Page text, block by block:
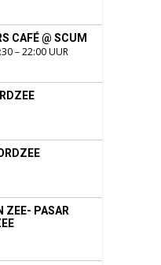
CAFÉ @ SCUM
– 22:00 UUR
ZEE- PASAR